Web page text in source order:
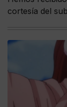
cortesía del